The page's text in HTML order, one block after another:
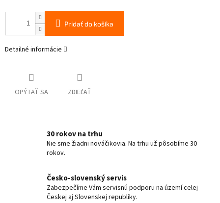
Pridať do košíka
Detailné informácie
OPÝTAŤ SA ZDIEĽAŤ
30 rokov na trhu
Nie sme žiadni nováčikovia. Na trhu už pôsobíme 30
rokov.
Česko-slovenský servis
Zabezpečíme Vám servisnú podporu na území celej
Českej aj Slovenskej republiky.